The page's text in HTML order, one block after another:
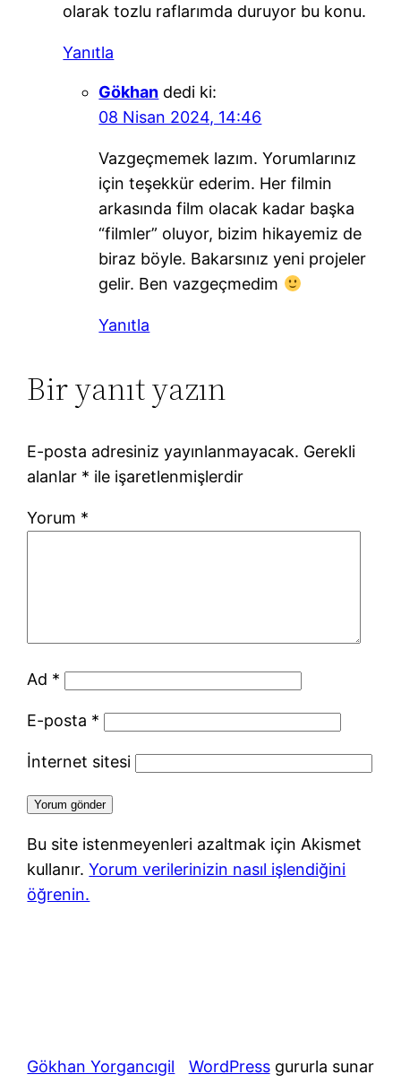
olarak tozlu raflarımda duruyor bu konu.
Yanıtla
Gökhan dedi ki:
08 Nisan 2024, 14:46
Vazgeçmemek lazım. Yorumlarınız
için teşekkür ederim. Her filmin
arkasında film olacak kadar başka
“filmler” oluyor, bizim hikayemiz de
biraz böyle. Bakarsınız yeni projeler
gelir. Ben vazgeçmedim
Yanıtla
Bir yanıt yazın
E-posta adresiniz yayınlanmayacak. Gerekli
alanlar * ile işaretlenmişlerdir
Yorum *
Ad *
E-posta *
İnternet sitesi
Bu site istenmeyenleri azaltmak için Akismet
kullanır.Yorum verilerinizin nasıl işlendiğini
öğrenin.
Gökhan Yorgancıgil WordPressgururla sunar